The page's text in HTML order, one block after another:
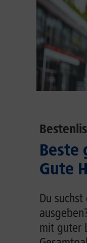
Beste
Gute
Du
mit guter